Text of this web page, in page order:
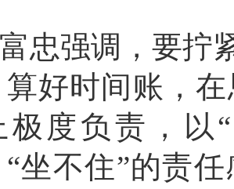
忠强调，要拧
好时间账，
极度负责，以
坐不住”的责